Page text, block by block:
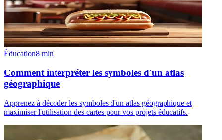
Éducation8 min
Comment interpréter les symboles d'un atlas
géographique
Apprenez à décoder les symboles d'un atlas géographique et
maximiser l'utilisation des cartes pour vos projets éducatifs.